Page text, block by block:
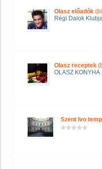
Olasz előadók
Régi Dalok
Olasz receptek
OLASZ KONYHA
Szent Ivo